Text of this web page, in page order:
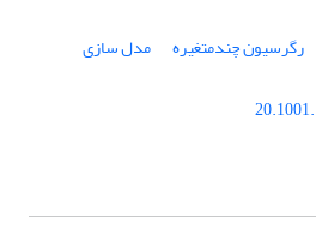
رگرسیون چندمتغیره مدل سازی